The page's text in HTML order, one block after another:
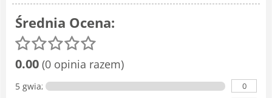
Średnia Ocena:
0.00 (0 opinia razem)
5 gwiazdka 0